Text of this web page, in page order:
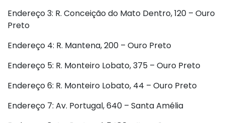
Endereço 3: R. Conceição do Mato Dentro, 120 – Ouro
Preto
Endereço 4: R. Mantena, 200 – Ouro Preto
Endereço 5: R. Monteiro Lobato, 375 – Ouro Preto
Endereço 6: R. Monteiro Lobato, 44 – Ouro Preto
Endereço 7: Av. Portugal, 640 – Santa Amélia